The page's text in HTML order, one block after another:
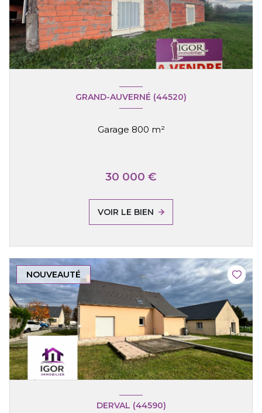
GRAND-AUVERNÉ (44520)
Garage 800 m²
30 000 €
VOIR LE BIEN
NOUVEAUTÉ
DERVAL (44590)